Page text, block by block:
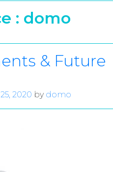
: domo
& Future
2020 by domo